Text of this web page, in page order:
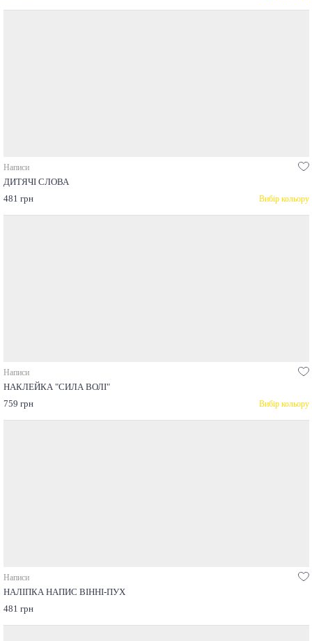
Написи
ДИТЯЧІ СЛОВА
481 грн
Вибір кольору
Написи
НАКЛЕЙКА "СИЛА ВОЛІ"
759 грн
Вибір кольору
Написи
НАЛІПКА НАПИС ВІННІ-ПУХ
481 грн